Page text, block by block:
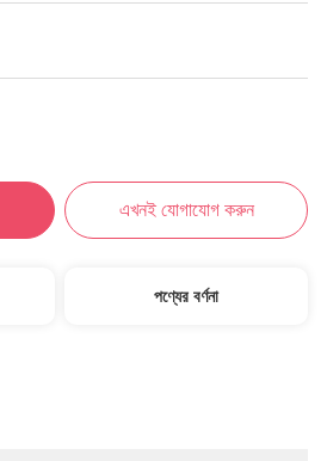
এখনই যোগাযোগ করুন
পণ্যের বর্ণনা